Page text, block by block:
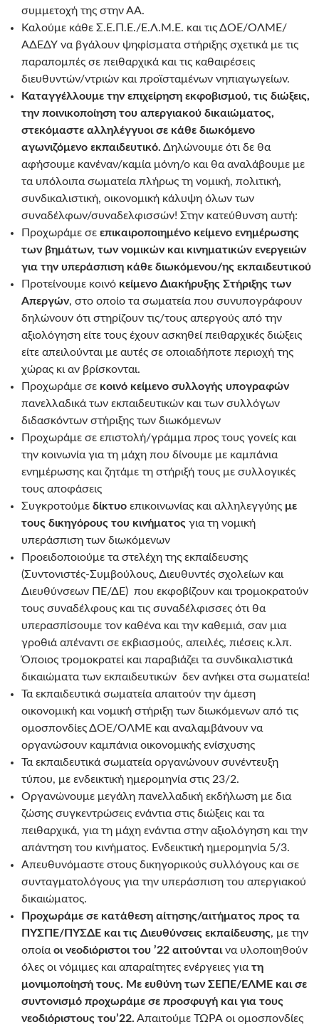
συμμετοχή της στην ΑΑ.
Καλούμε κάθε Σ.Ε.Π.Ε./Ε.Λ.Μ.Ε. και τις ΔΟΕ/ΟΛΜΕ/
ΑΔΕΔΥ να βγάλουν ψηφίσματα στήριξης σχετικά με τις
παραπομπές σε πειθαρχικά και τις καθαιρέσεις
διευθυντών/ντριών και προϊσταμένων νηπιαγωγείων.
Καταγγέλλουμε την επιχείρηση εκφοβισμού, τις διώξεις,
την ποινικοποίηση του απεργιακού δικαιώματος,
στεκόμαστε αλληλέγγυοι σε κάθε διωκόμενο
αγωνιζόμενο εκπαιδευτικό. Δηλώνουμε ότι δε θα
αφήσουμε κανέναν/καμία μόνη/ο και θα αναλάβουμε με
τα υπόλοιπα σωματεία πλήρως τη νομική, πολιτική,
συνδικαλιστική, οικονομική κάλυψη όλων των
συναδέλφων/συναδελφισσών! Στην κατεύθυνση αυτή:
Προχωράμε σε επικαιροποιημένο κείμενο ενημέρωσης
των βημάτων, των νομικών και κινηματικών ενεργειών
για την υπεράσπιση κάθε διωκόμενου/ης εκπαιδευτικού
Προτείνουμε κοινό κείμενο Διακήρυξης Στήριξης των
Απεργών, στο οποίο τα σωματεία που συνυπογράφουν
δηλώνουν ότι στηρίζουν τις/τους απεργούς από την
αξιολόγηση είτε τους έχουν ασκηθεί πειθαρχικές διώξεις
είτε απειλούνται με αυτές σε οποιαδήποτε περιοχή της
χώρας κι αν βρίσκονται.
Προχωράμε σε κοινό κείμενο συλλογής υπογραφών
πανελλαδικά των εκπαιδευτικών και των συλλόγων
διδασκόντων στήριξης των διωκόμενων
Προχωράμε σε επιστολή/γράμμα προς τους γονείς και
την κοινωνία για τη μάχη που δίνουμε με καμπάνια
ενημέρωσης και ζητάμε τη στήριξή τους με συλλογικές
τους αποφάσεις
Συγκροτούμε δίκτυο επικοινωνίας και αλληλεγγύης με
τους δικηγόρους του κινήματος για τη νομική
υπεράσπιση των διωκόμενων
Προειδοποιούμε τα στελέχη της εκπαίδευσης
(Συντονιστές-Συμβούλους, Διευθυντές σχολείων και
Διευθύνσεων ΠΕ/ΔΕ) που εκφοβίζουν και τρομοκρατούν
τους συναδέλφους και τις συναδέλφισσες ότι θα
υπερασπίσουμε τον καθένα και την καθεμιά, σαν μια
γροθιά απέναντι σε εκβιασμούς, απειλές, πιέσεις κ.λπ.
Όποιος τρομοκρατεί και παραβιάζει τα συνδικαλιστικά
δικαιώματα των εκπαιδευτικών δεν ανήκει στα σωματεία!
Τα εκπαιδευτικά σωματεία απαιτούν την άμεση
οικονομική και νομική στήριξη των διωκόμενων από τις
ομοσπονδίες ΔΟΕ/ΟΛΜΕ και αναλαμβάνουν να
οργανώσουν καμπάνια οικονομικής ενίσχυσης
Τα εκπαιδευτικά σωματεία οργανώνουν συνέντευξη
τύπου, με ενδεικτική ημερομηνία στις 23/2.
Οργανώνουμε μεγάλη πανελλαδική εκδήλωση με δια
ζώσης συγκεντρώσεις ενάντια στις διώξεις και τα
πειθαρχικά, για τη μάχη ενάντια στην αξιολόγηση και την
απάντηση του κινήματος. Ενδεικτική ημερομηνία 5/3.
Απευθυνόμαστε στους δικηγορικούς συλλόγους και σε
συνταγματολόγους για την υπεράσπιση του απεργιακού
δικαιώματος.
Προχωράμε σε κατάθεση αίτησης/αιτήματος προς τα
ΠΥΣΠΕ/ΠΥΣΔΕ και τις Διευθύνσεις εκπαίδευσης, με την
οποία οι νεοδιόριστοι του ’22 αιτούνταινα υλοποιηθούν
όλες οι νόμιμες και απαραίτητες ενέργειες για τη
μονιμοποίησή τους. Με ευθύνη των ΣΕΠΕ/ΕΛΜΕ και σε
συντονισμό προχωράμε σε προσφυγή και για τους
νεοδιόριστους του’22. Απαιτούμε ΤΩΡΑ οι ομοσπονδίες